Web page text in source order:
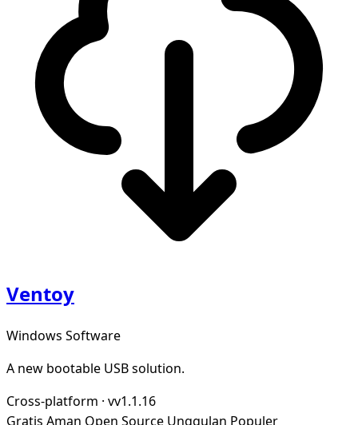
Ventoy
Windows Software
A new bootable USB solution.
Cross-platform · vv1.1.16
Gratis Aman Open Source Unggulan Populer